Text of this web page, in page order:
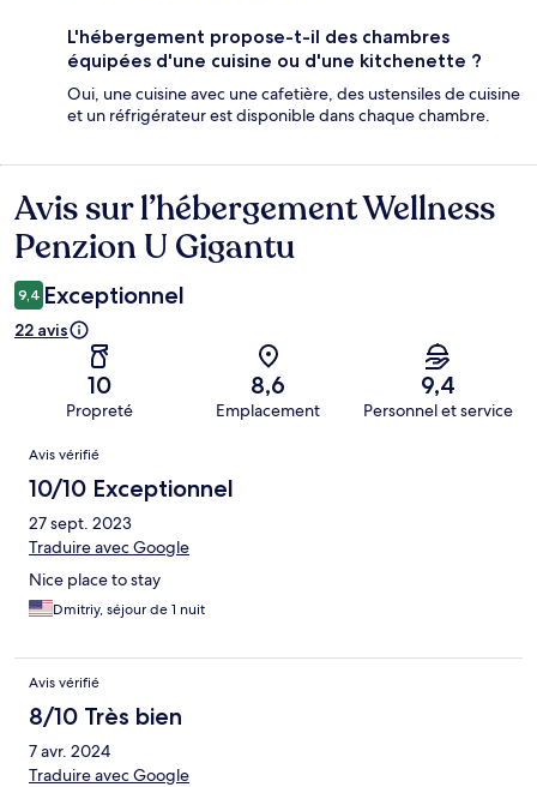
L'hébergement propose-t-il des chambres
équipées d'une cuisine ou d'une kitchenette ?
Oui, une cuisine avec une cafetière, des ustensiles de cuisine
et un réfrigérateur est disponible dans chaque chambre.
Avis
Avis sur l’hébergement Wellness
Penzion U Gigantu
9,4 Exceptionnel
22 avis
10
Propreté
8,6
Emplacement
9,4
Personnel et service
Avis
Avis vérifié
10/10 Exceptionnel
27 sept. 2023
Traduire avec Google
Nice place to stay
Dmitriy, séjour de 1 nuit
Avis vérifié
8/10 Très bien
7 avr. 2024
Traduire avec Google